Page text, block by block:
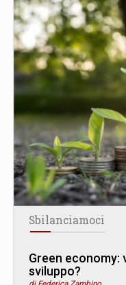
Sbilanciamoci
Green economy:
sviluppo?